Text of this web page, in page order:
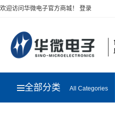
欢迎访问华微电子官方商城！ 登录
全部分类 All Categories